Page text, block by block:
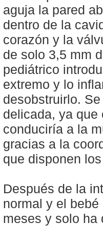
aguja la pared
dentro de la
corazón y la
de solo 3,5 mm
pediátrico
extremo y lo
desobstruirlo.
delicada, ya que
conduciría a la
gracias a la
que disponen
Después de la
normal y el
meses y solo ha